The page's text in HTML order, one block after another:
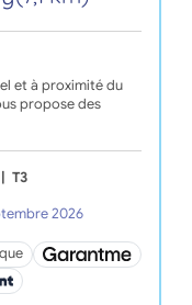
et à proximité du
propose des
T3
2026